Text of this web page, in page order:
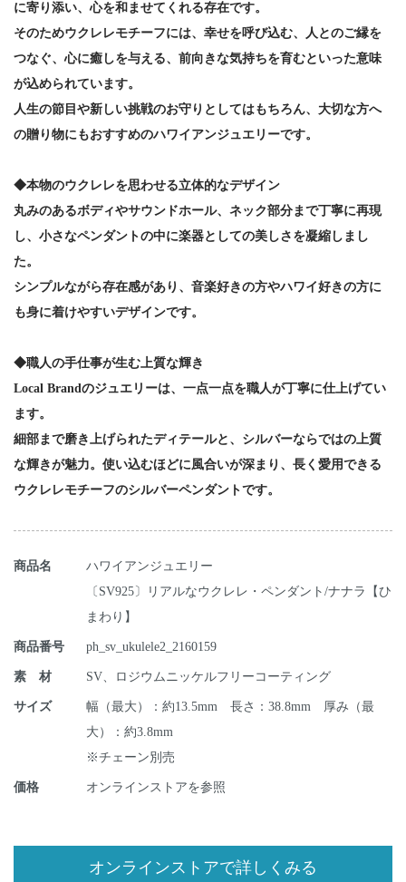
に寄り添い、心を和ませてくれる存在です。
そのためウクレレモチーフには、幸せを呼び込む、人とのご縁を
つなぐ、心に癒しを与える、前向きな気持ちを育むといった意味
が込められています。
人生の節目や新しい挑戦のお守りとしてはもちろん、大切な方へ
の贈り物にもおすすめのハワイアンジュエリーです。
◆本物のウクレレを思わせる立体的なデザイン
丸みのあるボディやサウンドホール、ネック部分まで丁寧に再現
し、小さなペンダントの中に楽器としての美しさを凝縮しまし
た。
シンプルながら存在感があり、音楽好きの方やハワイ好きの方に
も身に着けやすいデザインです。
◆職人の手仕事が生む上質な輝き
Local Brandのジュエリーは、一点一点を職人が丁寧に仕上げてい
ます。
細部まで磨き上げられたディテールと、シルバーならではの上質
な輝きが魅力。使い込むほどに風合いが深まり、長く愛用できる
ウクレレモチーフのシルバーペンダントです。
商品名
ハワイアンジュエリー
〔SV925〕リアルなウクレレ・ペンダント/ナナラ【ひ
まわり】
商品番号 ph_sv_ukulele2_2160159
素 材 SV、ロジウムニッケルフリーコーティング
サイズ
幅（最大）：約13.5mm 長さ：38.8mm 厚み（最
大）：約3.8mm
※チェーン別売
価格 オンラインストアを参照
オンラインストアで詳しくみる